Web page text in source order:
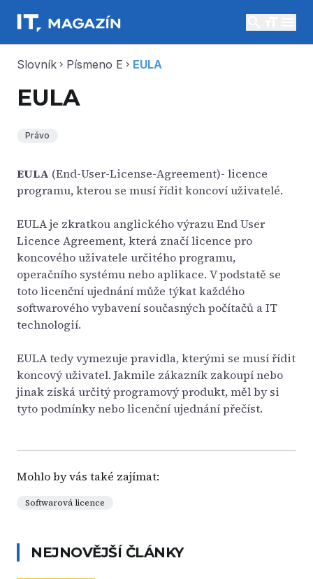
Slovník chevron_right Písmeno E chevron_right EULA
EULA
Právo
EULA (End-User-License-Agreement)- licence
programu, kterou se musí řídit koncoví uživatelé.
EULA je zkratkou anglického výrazu End User
Licence Agreement, která značí licence pro
koncového uživatele určitého programu,
operačního systému nebo aplikace. V podstatě se
toto licenční ujednání může týkat každého
softwarového vybavení současných počítačů a IT
technologií.
EULA tedy vymezuje pravidla, kterými se musí řídit
koncový uživatel. Jakmile zákazník zakoupí nebo
jinak získá určitý programový produkt, měl by si
tyto podmínky nebo licenční ujednání přečíst.
Mohlo by vás také zajímat:
Softwarová licence
NEJNOVĚJŠÍ ČLÁNKY